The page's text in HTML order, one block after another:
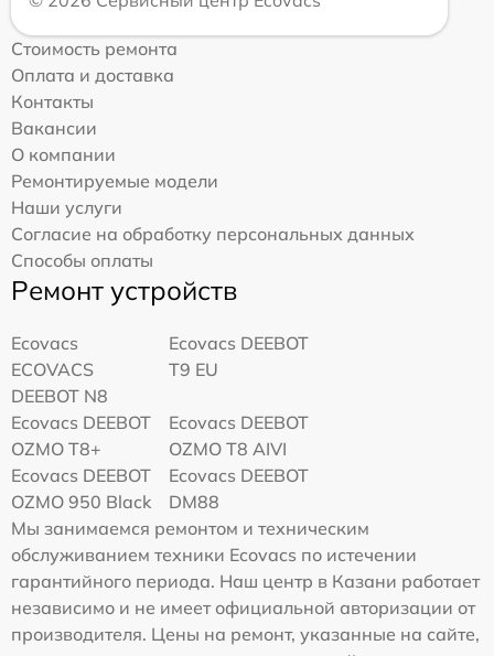
Стоимость ремонта
Оплата и доставка
Контакты
Вакансии
О компании
Ремонтируемые модели
Наши услуги
Согласие на обработку персональных данных
Способы оплаты
Ремонт устройств
Ecovacs
ECOVACS
DEEBOT N8
Ecovacs DEEBOT
T9 EU
Ecovacs DEEBOT
OZMO T8+
Ecovacs DEEBOT
OZMO T8 AIVI
Ecovacs DEEBOT
OZMO 950 Black
Ecovacs DEEBOT
DM88
Мы занимаемся ремонтом и техническим
обслуживанием техники Ecovacs по истечении
гарантийного периода. Наш центр в Казани работает
независимо и не имеет официальной авторизации от
производителя. Цены на ремонт, указанные на сайте,